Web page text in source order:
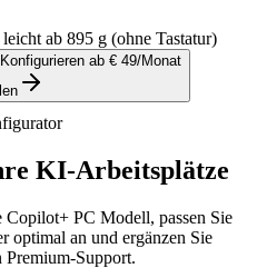
ab 895 g (ohne Tastatur)
Konfigurieren ab € 49/Monat
KI-Arbeitsplätze
Copilot+ PC Modell, passen Sie
optimal an und ergänzen Sie
Support.